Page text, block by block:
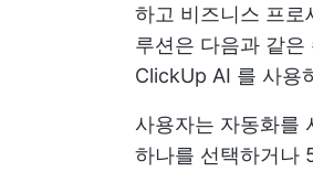
하고 비즈니스 프
루션은 다음과 같
ClickUp AI 를 사용
사용자는 자동화를
하나를 선택하거나